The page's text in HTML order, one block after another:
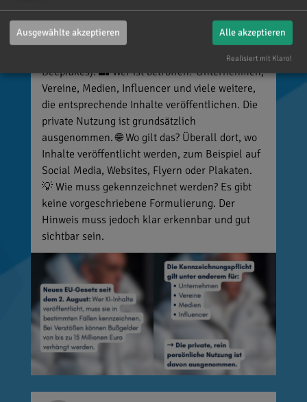
werden? Unter anderem KI-generierte oder KI-
manipulierte Inhalte, die echte Personen, Orte
oder Ereignisse täuschend echt darstellen (z. B.
Deepfakes). 👥 Wer ist betroffen? Unternehmen,
Vereine, Medien, Influencer und viele weitere,
die entsprechende Inhalte veröffentlichen. Die
private Nutzung ist grundsätzlich
ausgenommen. 🌐 Wo gilt das? Überall dort, wo
Inhalte veröffentlicht werden, zum Beispiel auf
Social Media, Websites, Flyern oder Plakaten.
💡 Wie muss gekennzeichnet werden? Es gibt
keine vorgeschriebene Formulierung. Der
Hinweis muss jedoch klar erkennbar und gut
sichtbar sein.
Ausgewählte akzeptieren Alle akzeptieren
Realisiert mit Klaro!